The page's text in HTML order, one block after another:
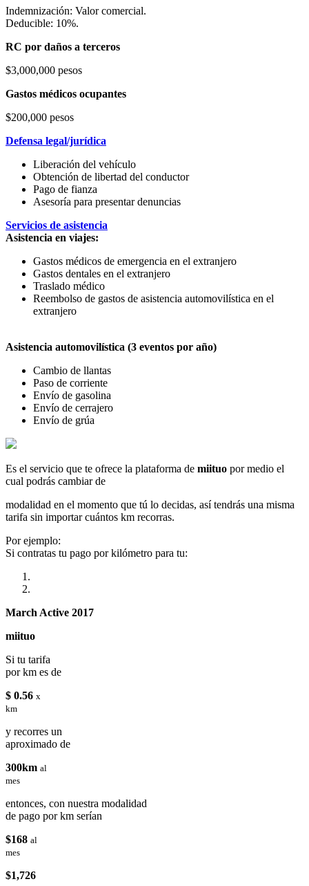
Indemnización: Valor comercial.
Deducible: 10%.
RC por daños a terceros
$3,000,000 pesos
Gastos médicos ocupantes
$200,000 pesos
Defensa legal/jurídica
Liberación del vehículo
Obtención de libertad del conductor
Pago de fianza
Asesoría para presentar denuncias
Servicios de asistencia
Asistencia en viajes:
Gastos médicos de emergencia en el extranjero
Gastos dentales en el extranjero
Traslado médico
Reembolso de gastos de asistencia automovilística en el
extranjero
Asistencia automovilística (3 eventos por año)
Cambio de llantas
Paso de corriente
Envío de gasolina
Envío de cerrajero
Envío de grúa
Es el servicio que te ofrece la plataforma de miituo por medio el
cual podrás cambiar de
modalidad en el momento que tú lo decidas, así tendrás una misma
tarifa sin importar cuántos km recorras.
Por ejemplo:
Si contratas tu pago por kilómetro para tu:
March Active 2017
miituo
Si tu tarifa
por km es de
$ 0.56 x
km
y recorres un
aproximado de
300km al
mes
entonces, con nuestra modalidad
de pago por km serían
$168 al
mes
$1,726